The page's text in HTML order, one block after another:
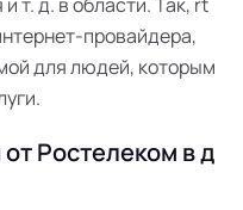
провайдера,
для людей, которым
Ростелеком в д